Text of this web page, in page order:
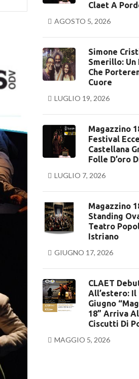
Claet A
AGOSTO 5, 2026
Simone
Smerillo: Un
Che
Cuore
LUGLIO 19, 2026
Magazzino
Festival
Castellana
Folle D’oro
LUGLIO 7, 2026
Magazzino
Standing
Teatro
Istriano
GIUGNO 17, 2026
CLAET
All’estero: Il
Giugno
18” Arriva
Ciscutti Di
MAGGIO 5, 2026